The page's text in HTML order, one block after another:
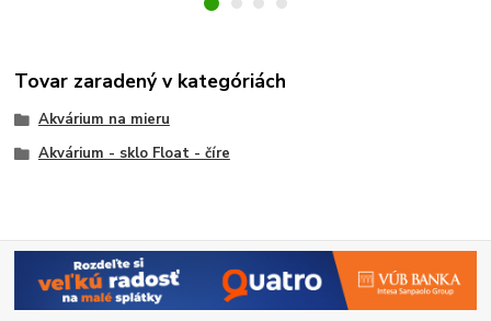
Tovar zaradený v kategóriách
Akvárium na mieru
Akvárium - sklo Float - číre